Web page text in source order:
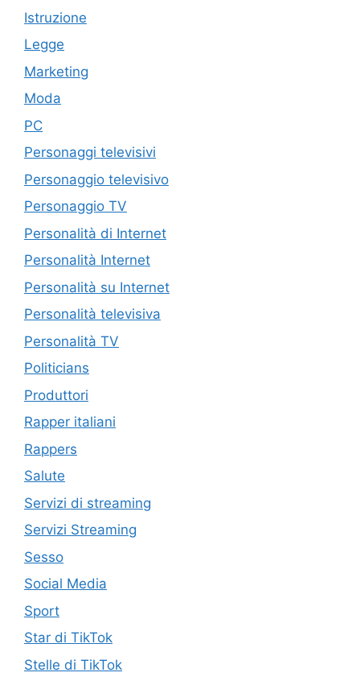
Istruzione
Legge
Marketing
Moda
PC
Personaggi televisivi
Personaggio televisivo
Personaggio TV
Personalità di Internet
Personalità Internet
Personalità su Internet
Personalità televisiva
Personalità TV
Politicians
Produttori
Rapper italiani
Rappers
Salute
Servizi di streaming
Servizi Streaming
Sesso
Social Media
Sport
Star di TikTok
Stelle di TikTok